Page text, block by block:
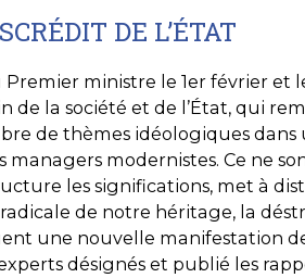
DE L’ÉTAT
ministre le 1er février
de la société et de l’État, qui
de thèmes idéologiques
modernistes. Ce ne
les significations, met à
de notre héritage, la
une nouvelle manifestation
désignés et publié les